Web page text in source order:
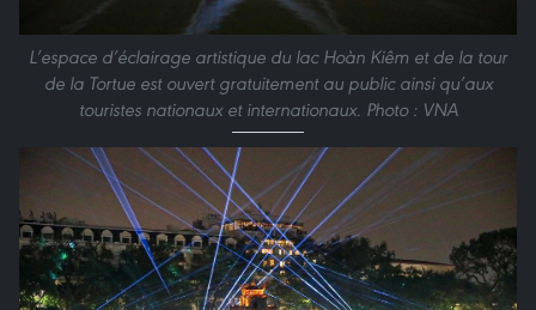
L’espace d’éclairage artistique du lac Hoàn Kiêm et de la tour
de la Tortue est ouvert gratuitement au public ainsi qu’aux
touristes nationaux et internationaux. Photo : VNA